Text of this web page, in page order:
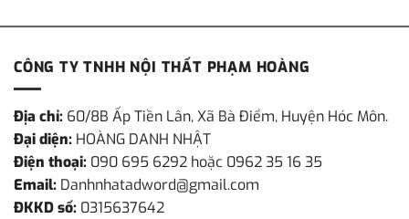
CÔNG TY TNHH NỘI THẤT PHẠM HOÀNG
Địa chỉ: 60/8B Ấp Tiền Lân, Xã Bà Điểm, Huyện Hóc Môn.
Đại diện: HOÀNG DANH NHẬT
Điện thoại: 090 695 6292 hoặc 0962 35 16 35
Email: Danhnhatadword@gmail.com
ĐKKD số: 0315637642